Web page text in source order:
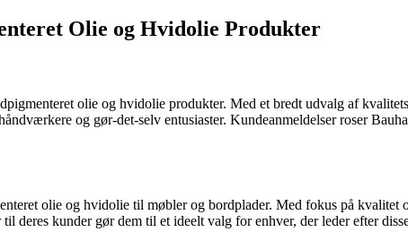
Olie og Hvidolie Produkter
olie og hvidolie produkter. Med et bredt udvalg af
og gør-det-selv entusiaster. Kundeanmeldelser roser
olie og hvidolie til møbler og bordplader. Med fokus på
deres kunder gør dem til et ideelt valg for enhver, der leder efter